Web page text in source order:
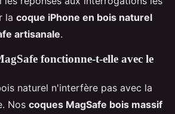
la coque iPhone en bois naturel
artisanale.
fonctionne-t-elle avec le
naturel n'interfère pas avec la
Nos coques MagSafe bois massif